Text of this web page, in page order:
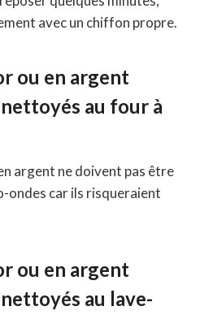
avec un chiffon propre.
ou en argent
au four à
argent ne doivent pas être
ondes car ils risqueraient
ou en argent
au lave-